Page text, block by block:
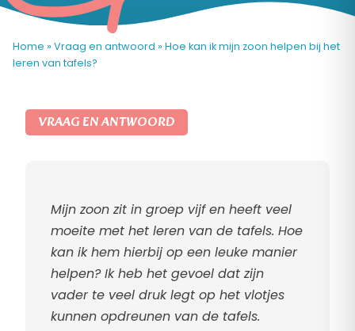
Home » Vraag en antwoord » Hoe kan ik mijn zoon helpen bij het
leren van tafels?
VRAAG EN ANTWOORD
Mijn zoon zit in groep vijf en heeft veel
moeite met het leren van de tafels. Hoe
kan ik hem hierbij op een leuke manier
helpen? Ik heb het gevoel dat zijn
vader te veel druk legt op het vlotjes
kunnen opdreunen van de tafels.